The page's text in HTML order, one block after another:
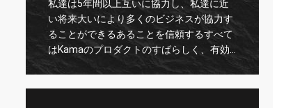
私達は5年間以上互いに協力し、私達に近
い将来大いにより多くのビジネスが協力す
ることができるあることを信頼するすべて
はKamaのプロダクトのすばらしく、有効
なサービスそして良質によって決まる。